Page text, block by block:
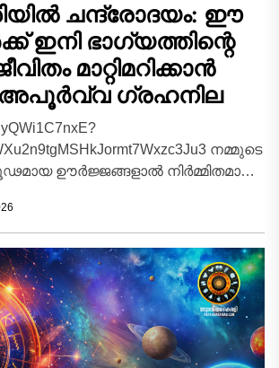
ചന്ദ്രോദയം: ഈ
ഇനി ഭാഗ്യത്തിന്റെ
മാറ്റിമറിക്കാൻ
ഗ്രഹനില
നമ്മുടെ
ഊർജ്ജങ്ങളാൽ നിർമ്മിതമാണ്.
ഓരോ ചലനവും ഭൂമിയിലെ
വലിയ മാറ്റങ്ങളാണ്
ജ്യോതിഷശാസ്ത്രമനുസരിച്ച്
ചന്ദ്രൻ...